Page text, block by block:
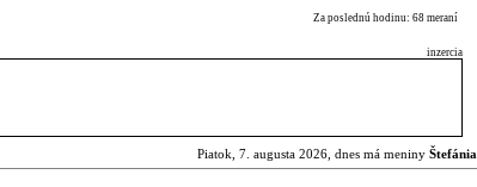
Za poslednú hodinu: 68 meraní
inzercia
Piatok, 7. augusta 2026, dnes má meniny Štefánia